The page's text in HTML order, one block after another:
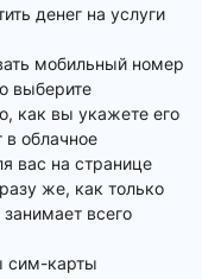
денег на услуги
мобильный номер
выберите
как вы укажете его
в облачное
вас на странице
же, как только
всего
сим-карты